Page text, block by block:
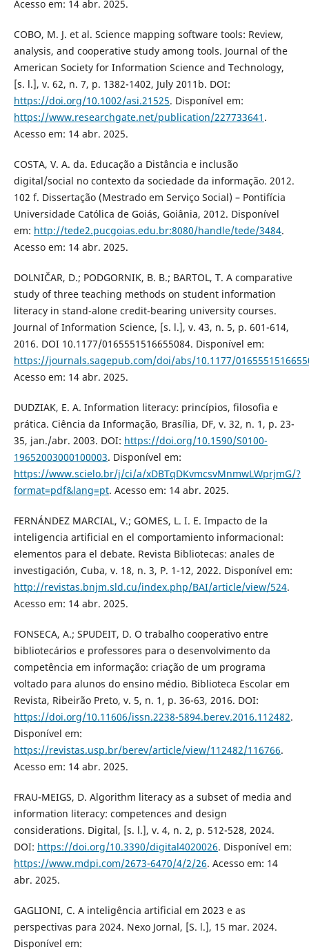
Acesso em: 14 abr. 2025.
COBO, M. J. et al. Science mapping software tools: Review,
analysis, and cooperative study among tools. Journal of the
American Society for Information Science and Technology,
[s. l.], v. 62, n. 7, p. 1382-1402, July 2011b. DOI:
https://doi.org/10.1002/asi.21525. Disponível em:
https://www.researchgate.net/publication/227733641 .
Acesso em: 14 abr. 2025.
COSTA, V. A. da. Educação a Distância e inclusão
digital/social no contexto da sociedade da informação. 2012.
102 f. Dissertação (Mestrado em Serviço Social) – Pontifícia
Universidade Católica de Goiás, Goiânia, 2012. Disponível
em: http://tede2.pucgoias.edu.br:8080/handle/tede/3484.
Acesso em: 14 abr. 2025.
DOLNIČAR, D.; PODGORNIK, B. B.; BARTOL, T. A comparative
study of three teaching methods on student information
literacy in stand-alone credit-bearing university courses.
Journal of Information Science, [s. l.], v. 43, n. 5, p. 601-614,
2016. DOI 10.1177/0165551516655084. Disponível em:
https://journals.sagepub.com/doi/abs/10.1177/
Acesso em: 14 abr. 2025.
DUDZIAK, E. A. Information literacy: princípios, filosofia e
prática. Ciência da Informação, Brasília, DF, v. 32, n. 1, p. 23-
35, jan./abr. 2003. DOI: https://doi.org/10.1590/S0100-
19652003000100003. Disponível em:
https://www.scielo.br/j/ci/a/xDBTqDKvmcsvMnmwLWprjmG/?
format=pdf&lang=pt. Acesso em: 14 abr. 2025.
FERNÁNDEZ MARCIAL, V.; GOMES, L. I. E. Impacto de la
inteligencia artificial en el comportamiento informacional:
elementos para el debate. Revista Bibliotecas: anales de
investigación, Cuba, v. 18, n. 3, P. 1-12, 2022. Disponível em:
http://revistas.bnjm.sld.cu/index.php/BAI/article/view/524.
Acesso em: 14 abr. 2025.
FONSECA, A.; SPUDEIT, D. O trabalho cooperativo entre
bibliotecários e professores para o desenvolvimento da
competência em informação: criação de um programa
voltado para alunos do ensino médio. Biblioteca Escolar em
Revista, Ribeirão Preto, v. 5, n. 1, p. 36-63, 2016. DOI:
https://doi.org/10.11606/issn.2238-5894.berev.2016.112482.
Disponível em:
https://revistas.usp.br/berev/article/view/112482/116766.
Acesso em: 14 abr. 2025.
FRAU-MEIGS, D. Algorithm literacy as a subset of media and
information literacy: competences and design
considerations. Digital, [s. l.], v. 4, n. 2, p. 512-528, 2024.
DOI: https://doi.org/10.3390/digital4020026. Disponível em:
https://www.mdpi.com/2673-6470/4/2/26. Acesso em: 14
abr. 2025.
GAGLIONI, C. A inteligência artificial em 2023 e as
perspectivas para 2024. Nexo Jornal, [S. l.], 15 mar. 2024.
Disponível em: